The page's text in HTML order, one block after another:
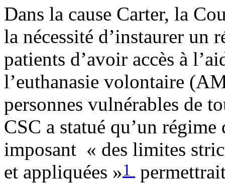
Dans la cause Carter, la
la nécessité d’instaurer un
patients d’avoir accès à
l’euthanasie volontaire
personnes vulnérables de
CSC a statué qu’un
imposant « des limites
et appliquées »1